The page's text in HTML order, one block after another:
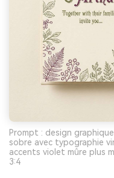
Prompt : design
sobre avec typographie
accents violet mûre plus
3:4